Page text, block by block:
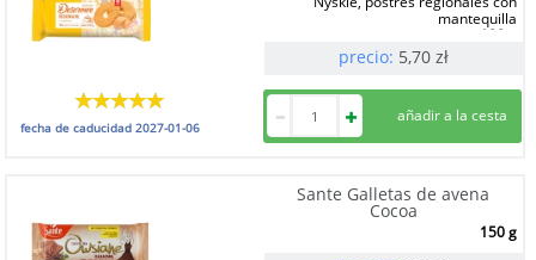
mantequilla
180 g
precio: 5,70 zł
fecha de caducidad2027-01-06
Sante Galletas de avena
Cocoa
150 g